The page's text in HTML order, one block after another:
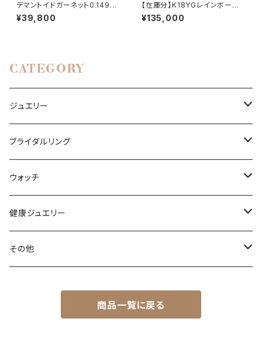
デマントイドガーネット0.149ct
ルース
¥39,800
【在庫分】K18YGレインボーカッ
ティング馬モチーフペンダントト
ップ
¥135,000
CATEGORY
ジュエリー
リング
ネックレス、ペンダント
ピアス
イヤリング
ブライダルリング
エンゲージリング（婚約リング）
マリッジリング（結婚リング）
ウォッチ
国産ブランド
MINASE
舶来ブランド
CHARRIOL（シャリオール）
健康ジュエリー
メディカルアロマジュエリー
その他
商品一覧に戻る